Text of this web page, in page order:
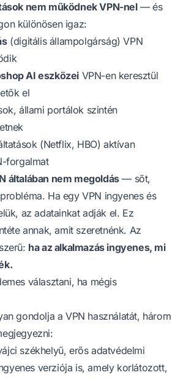
nem működnek VPN-nel— és
különösen igaz:
(digitális állampolgárság) VPN
AI eszközei VPN-en keresztül
el
állami portálok szintén
(Netflix, HBO) aktívan
forgalmat
általában nem megoldás— sőt,
Ha egy VPN ingyenes és
az adatainkat adják el. Ez
annak, amit szeretnénk. Az
ha az alkalmazás ingyenes, mi
választani, ha mégis
gondolja a VPN használatát, három
székhelyű, erős adatvédelmi
verziója is, amely korlátozott,